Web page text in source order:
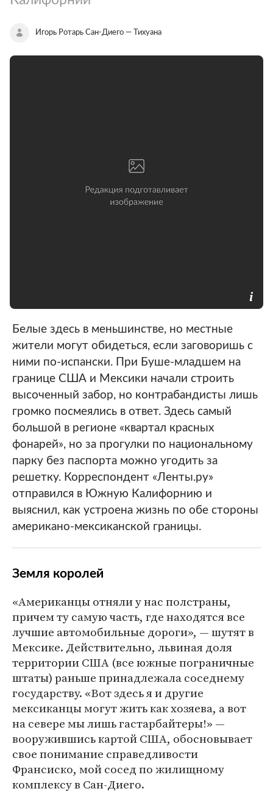
Игорь Ротарь Сан-Диего — Тихуана
Белые здесь в меньшинстве, но местные
жители могут обидеться, если заговоришь с
ними по-испански. При Буше-младшем на
границе США и Мексики начали строить
высоченный забор, но контрабандисты лишь
громко посмеялись в ответ. Здесь самый
большой в регионе «квартал красных
фонарей», но за прогулки по национальному
парку без паспорта можно угодить за
решетку. Корреспондент «Ленты.ру»
отправился в Южную Калифорнию и
выяснил, как устроена жизнь по обе стороны
американо-мексиканской границы.
Земля королей
«Американцы отняли у нас полстраны,
причем ту самую часть, где находятся все
лучшие автомобильные дороги», — шутят в
Мексике. Действительно, львиная доля
территории США (все южные пограничные
штаты) раньше принадлежала соседнему
государству. «Вот здесь я и другие
мексиканцы могут жить как хозяева, а вот
на севере мы лишь гастарбайтеры!» —
вооружившись картой США, обосновывает
свое понимание справедливости
Франсиско, мой сосед по жилищному
комплексу в Сан-Диего.